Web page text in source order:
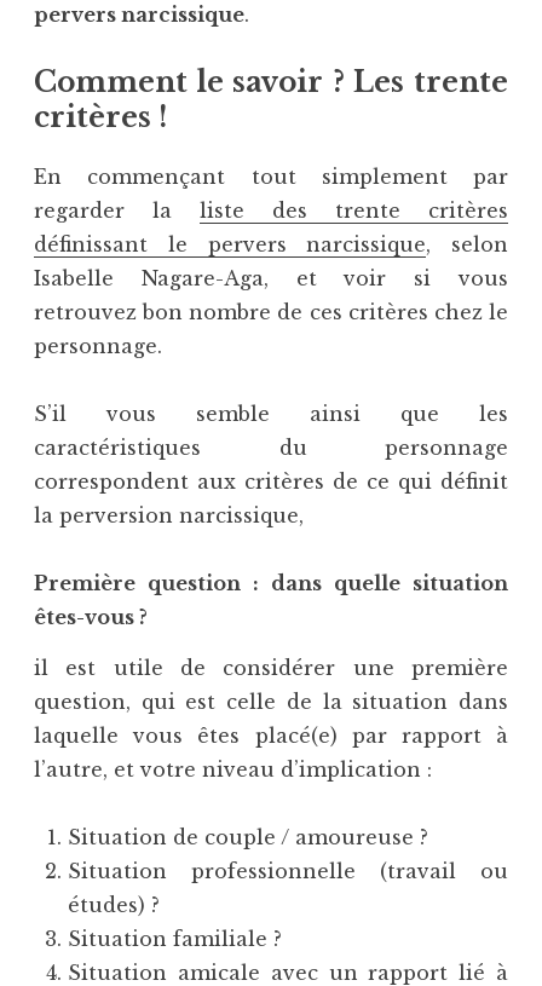
pervers narcissique.
Comment le savoir ? Les trente
critères !
En commençant tout simplement par
regarder la liste des trente critères
définissant le pervers narcissique, selon
Isabelle Nagare-Aga, et voir si vous
retrouvez bon nombre de ces critères chez le
personnage.
S’il vous semble ainsi que les
caractéristiques du personnage
correspondent aux critères de ce qui définit
la perversion narcissique,
Première question : dans quelle situation
êtes-vous ?
il est utile de considérer une première
question, qui est celle de la situation dans
laquelle vous êtes placé(e) par rapport à
l’autre, et votre niveau d’implication :
Situation de couple / amoureuse ?
Situation professionnelle (travail ou
études) ?
Situation familiale ?
Situation amicale avec un rapport lié à